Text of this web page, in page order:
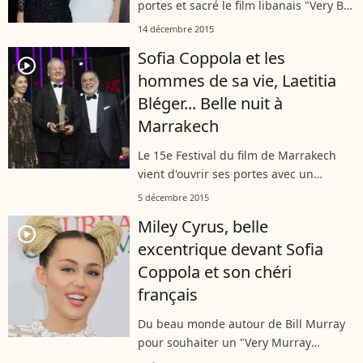
portes et sacré le film libanais "Very Big
Shot". Retour sur le palmarès.
14 décembre 2015
player2
Sofia Coppola et les
hommes de sa vie, Laetitia
Bléger... Belle nuit à
Marrakech
Le 15e Festival du film de Marrakech
vient d'ouvrir ses portes avec un
hommage au truculent et talentueux
5 décembre 2015
player2
Miley Cyrus, belle
excentrique devant Sofia
Coppola et son chéri
français
Du beau monde autour de Bill Murray
pour souhaiter un "Very Murray